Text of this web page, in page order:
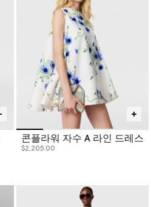
콘플라워 자수 A 라인 드레스
$2,205.00